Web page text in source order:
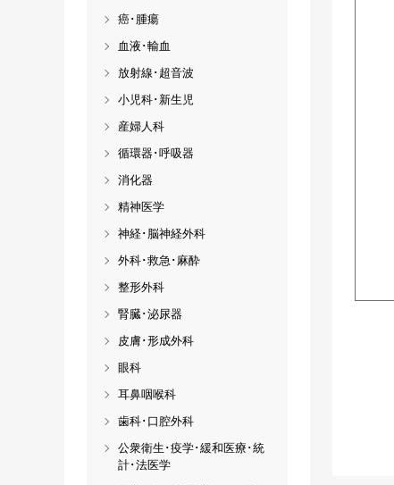
癌･腫瘍
血液･輸血
放射線･超音波
小児科･新生児
産婦人科
循環器･呼吸器
消化器
精神医学
神経･脳神経外科
外科･救急･麻酔
整形外科
腎臓･泌尿器
皮膚･形成外科
眼科
耳鼻咽喉科
歯科･口腔外科
公衆衛生･疫学･緩和医療･統
計･法医学